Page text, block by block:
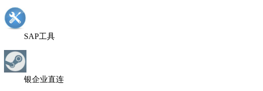
SAP工具
银企业直连